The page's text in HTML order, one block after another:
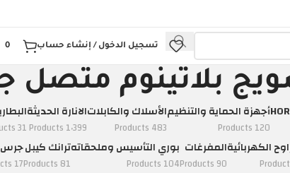
تسجيل الدخول / إنشاء حساب 0
بلاتينوم متصل
أجهزة الحماية والتنظيم
120 Products
الأسلاك والكابلات
483 Products
الانارة الحديثة
1٬399 Products 31 Products
الكهربائيةالمفرغات
90 Products
بوري التأسيس وملحقاته
104 Products
ترانك كيبل
81 Products
جرس
17 Products